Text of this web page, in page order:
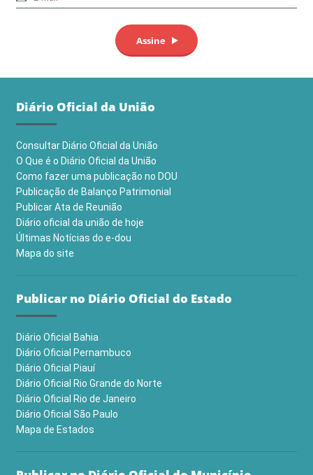
Diário Oficial da União
Consultar Diário Oficial da União
O Que é o Diário Oficial da União
Como fazer uma publicação no DOU
Publicação de Balanço Patrimonial
Publicar Ata de Reunião
Diário oficial da união de hoje
Últimas Notícias do e-dou
Mapa do site
Publicar no Diário Oficial do Estado
Diário Oficial Bahia
Diário Oficial Pernambuco
Diário Oficial Piauí
Diário Oficial Rio Grande do Norte
Diário Oficial Rio de Janeiro
Diário Oficial São Paulo
Mapa de Estados